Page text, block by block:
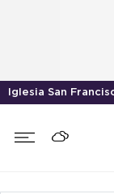
Iglesia San